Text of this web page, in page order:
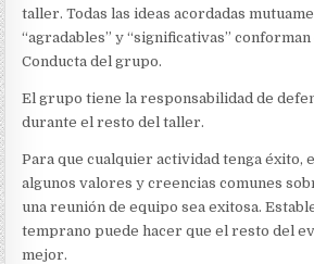
taller. Todas las ideas acordadas
“agradables” y “significativas” conforman
Conducta del grupo.
El grupo tiene la responsabilidad de
durante el resto del taller.
Para que cualquier actividad tenga éxito,
algunos valores y creencias comunes
una reunión de equipo sea exitosa.
temprano puede hacer que el resto del
mejor.